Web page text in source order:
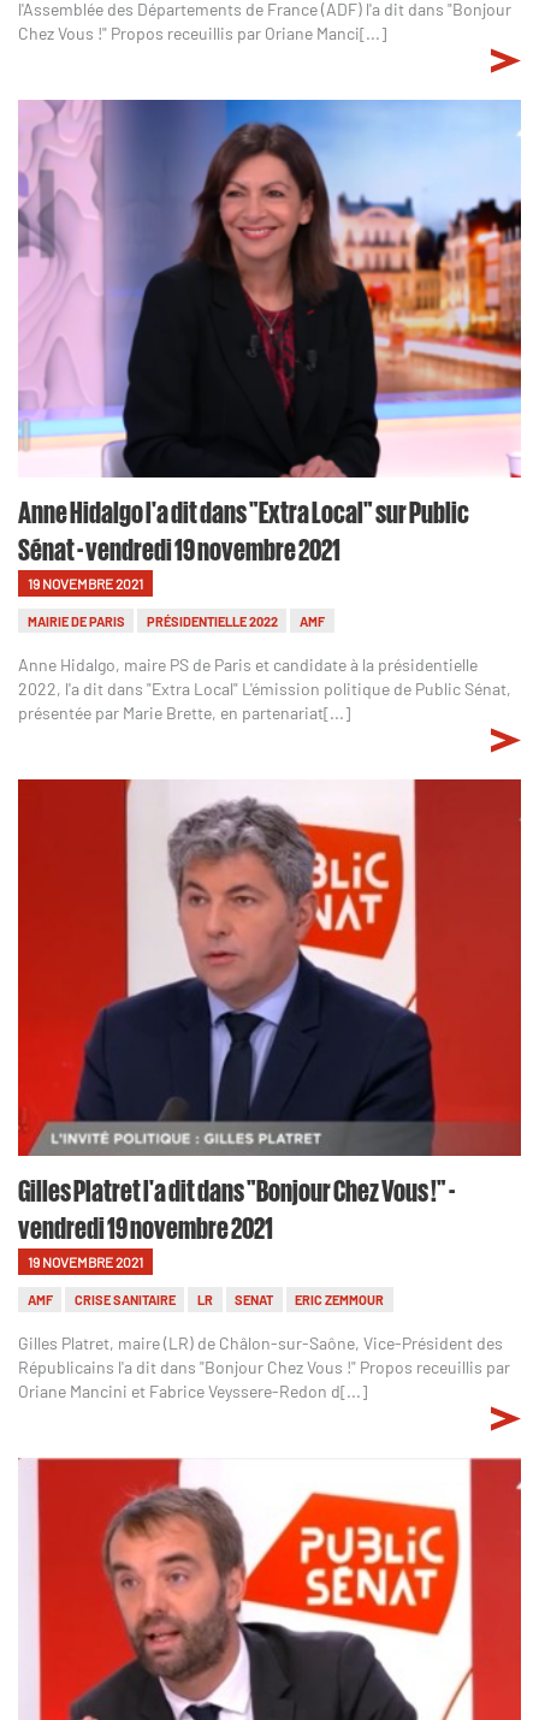
l'Assemblée des Départements de France (ADF) l'a dit dans "Bonjour
Chez Vous !" Propos receuillis par Oriane Manci[...]
Anne Hidalgo l'a dit dans "Extra Local" sur Public
Sénat - vendredi 19 novembre 2021
19 NOVEMBRE 2021
MAIRIE DE PARIS PRÉSIDENTIELLE 2022 AMF
Anne Hidalgo, maire PS de Paris et candidate à la présidentielle
2022, l'a dit dans "Extra Local" L'émission politique de Public Sénat,
présentée par Marie Brette, en partenariat[...]
Gilles Platret l'a dit dans "Bonjour Chez Vous !" -
vendredi 19 novembre 2021
19 NOVEMBRE 2021
AMF CRISE SANITAIRE LR SENAT ERIC ZEMMOUR
Gilles Platret, maire (LR) de Châlon-sur-Saône, Vice-Président des
Républicains l'a dit dans "Bonjour Chez Vous !" Propos receuillis par
Oriane Mancini et Fabrice Veyssere-Redon d[...]